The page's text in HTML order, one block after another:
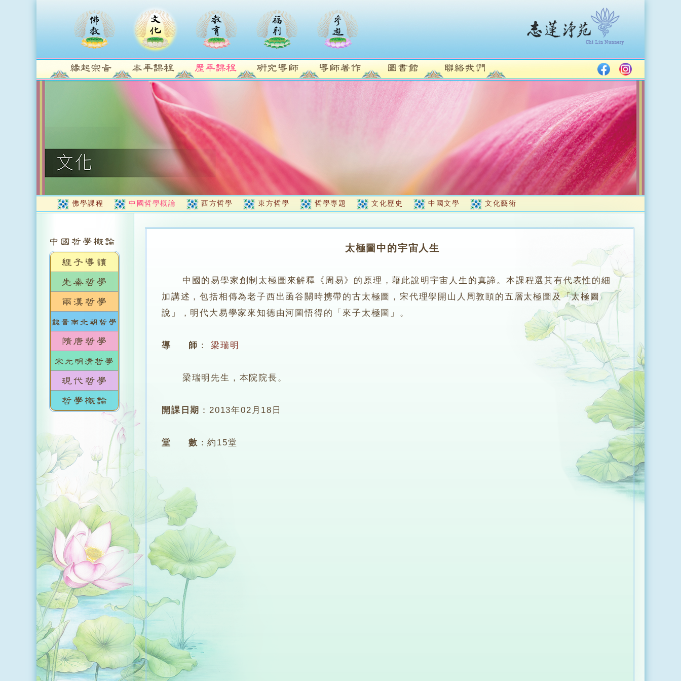
佛學課程 中國哲學概論 西方哲學 東方哲學 哲學專題 文化歷史 中國文學 文化藝術
太極圖中的宇宙人生
中國的易學家創制太極圖來解釋《周易》的原理，藉此說明宇宙人生的真諦。本課程選其有代表性的細
加講述，包括相傳為老子西出函谷關時携帶的古太極圖，宋代理學開山人周敦頤的五層太極圖及「太極圖
說」，明代大易學家來知德由河圖悟得的「來子太極圖」。
導 師 ： 梁瑞明
梁瑞明先生，本院院長。
開課日期 ：2013年02月18日
堂 數 ：約15堂